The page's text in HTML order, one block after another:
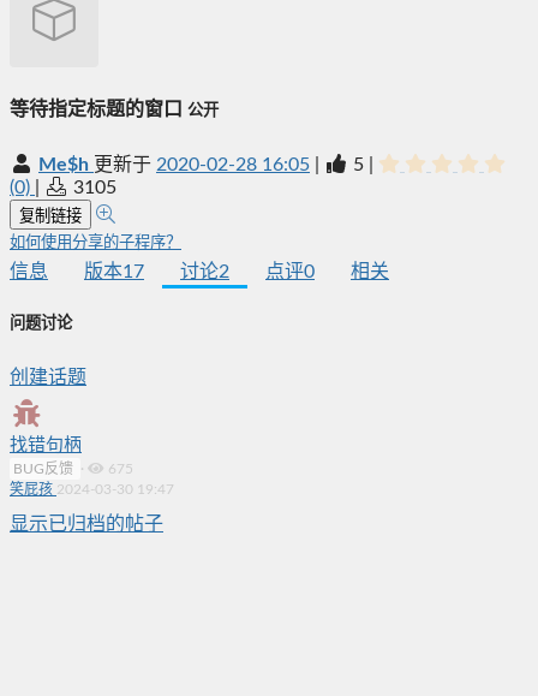
等待指定标题的窗口 公开
Me$h 更新于 2020-02-28 16:05 5
(0)
3105
复制链接
如何使用分享的子程序？
信息 版本17 讨论2 点评0 相关
问题讨论
创建话题
找错句柄
BUG反馈 ·
675
笑屁孩 2024-03-30 19:47
显示已归档的帖子